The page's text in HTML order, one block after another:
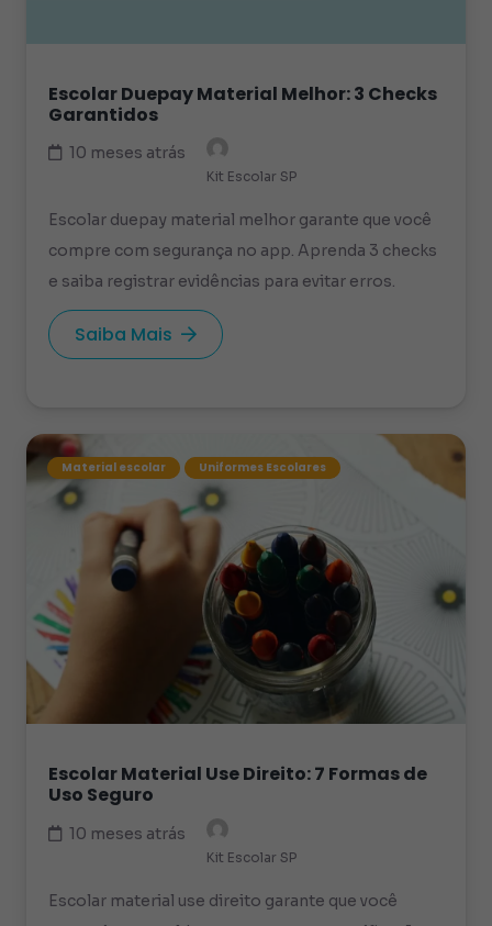
Escolar Duepay Material Melhor: 3 Checks
Garantidos
10 meses atrás
Kit Escolar SP
Escolar duepay material melhor garante que você
compre com segurança no app. Aprenda 3 checks
e saiba registrar evidências para evitar erros.
Saiba Mais
Material escolar Uniformes Escolares
Escolar Material Use Direito: 7 Formas de
Uso Seguro
10 meses atrás
Kit Escolar SP
Escolar material use direito garante que você